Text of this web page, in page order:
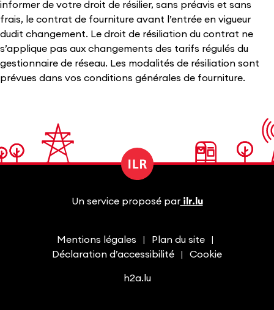
informer de votre droit de résilier, sans préavis et sans
frais, le contrat de fourniture avant l’entrée en vigueur
dudit changement. Le droit de résiliation du contrat ne
s’applique pas aux changements des tarifs régulés du
gestionnaire de réseau. Les modalités de résiliation sont
prévues dans vos conditions générales de fourniture.
Mentions légales
Plan du site
Déclaration d’accessibilité
Cookie
Un service proposé parilr.lu
h2a.lu